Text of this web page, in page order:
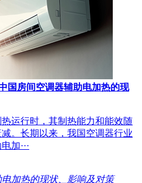
国房间空调器辅助电加热的现
运行时，其制热能力和能效随
。长期以来，我国空调器行业
加···